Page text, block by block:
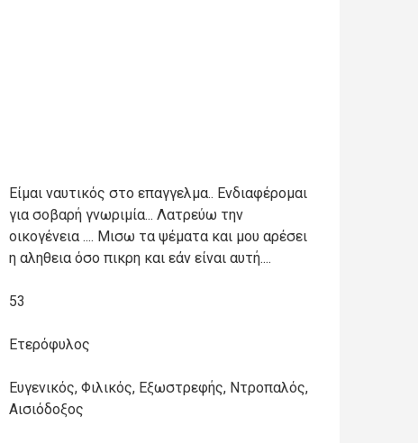
Είμαι ναυτικός στο επαγγελμα.. Ενδιαφέρομαι
για σοβαρή γνωριμία... Λατρεύω την
οικογένεια .... Μισω τα ψέματα και μου αρέσει
η αληθεια όσο πικρη και εάν είναι αυτή....
53
Ετερόφυλος
Ευγενικός, Φιλικός, Εξωστρεφής, Ντροπαλός,
Αισιόδοξος